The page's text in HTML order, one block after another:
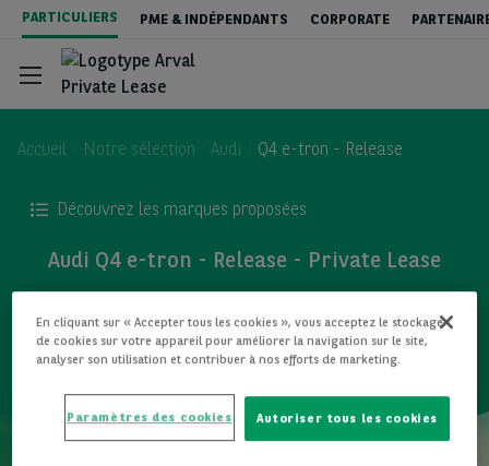
Aller
contenu
principal
PARTICULIERS PME & INDÉPENDANTS CORPORATE
Private Lease - véhicules neufs
Accueil Notre sélection Audi Q4 e-tron - Release
Découvrez les marques proposées
Audi Q4 e-tron - Release - Private Lease
TOUS LES MODÈLES
En cliquant sur « Accepter tous les cookies », vous acceptez le stockage
de cookies sur votre appareil pour améliorer la navigation sur le site,
analyser son utilisation et contribuer à nos efforts de marketing.
Autoriser tous les cookies
Paramètres des cookies